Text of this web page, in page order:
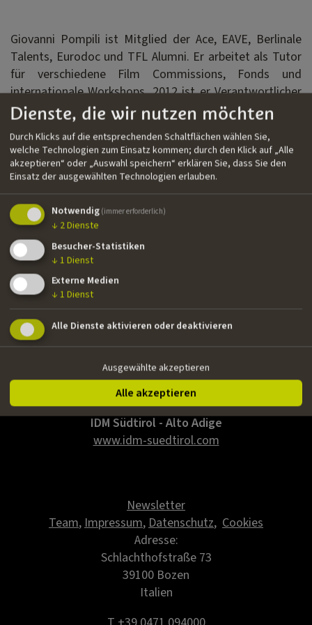
Giovanni Pompili ist Mitglied der Ace, EAVE, Berlinale
Talents, Eurodoc und TFL Alumni. Er arbeitet als Tutor
für verschiedene Film Commissions, Fonds und
internationale Workshops. 2012 ist er Verantwortlicher
für Kino Produzioni geworden, wo er sich um den
Ausbau internationaler Koproduktionen kümmert. Seine
letzten Produktionen umfassen „DELTA“ von Michele
Vannucci, der am Filmfestival von Locarno 2022
präsentiert worden ist, „ALCARRÀS“ von Carla Simòn,
ausgezeichnet wurde und „SOLE“ von Carlo Sironi, bei
den European Film Awards 2020 der als Bester Film
ausgezeichnet wurde.
Nationalität
Italienisch
Email
giovanni@kinoproduzioni.it
IDM Südtirol - Alto Adige
www.idm-suedtirol.com
Newsletter
Team,Impressum,Datenschutz, Cookies
Adresse:
Schlachthofstraße 73
39100 Bozen
Italien
Dienste, die wir nutzen möchten
Durch Klicks auf die entsprechenden Schaltflächen wählen Sie,
welche Technologien zum Einsatz kommen; durch den Klick auf „Alle
akzeptieren“ oder „Auswahl speichern“ erklären Sie, dass Sie den
Einsatz der ausgewählten Technologien erlauben.
Notwendig (immer erforderlich)
↓ 2Dienste
Besucher-Statistiken
↓ 1 Dienst
Externe Medien
↓ 1 Dienst
Alle Dienste aktivieren oder deaktivieren
Ausgewählte akzeptieren
Alle akzeptieren